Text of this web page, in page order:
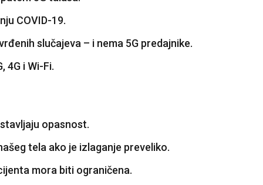
COVID-19.
slučajeva – i nema 5G predajnike.
4G i Wi-Fi.
opasnost.
tela ako je izlaganje preveliko.
mora biti ograničena.